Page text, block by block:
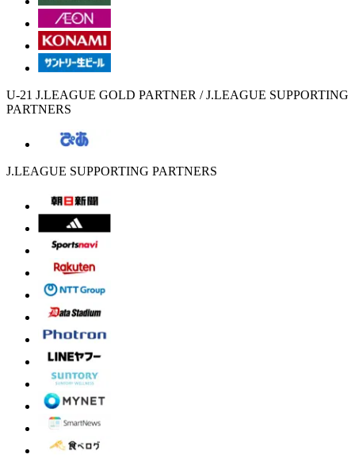
U-21 J.LEAGUE GOLD PARTNER / J.LEAGUE SUPPORTING
PARTNERS
J.LEAGUE SUPPORTING PARTNERS